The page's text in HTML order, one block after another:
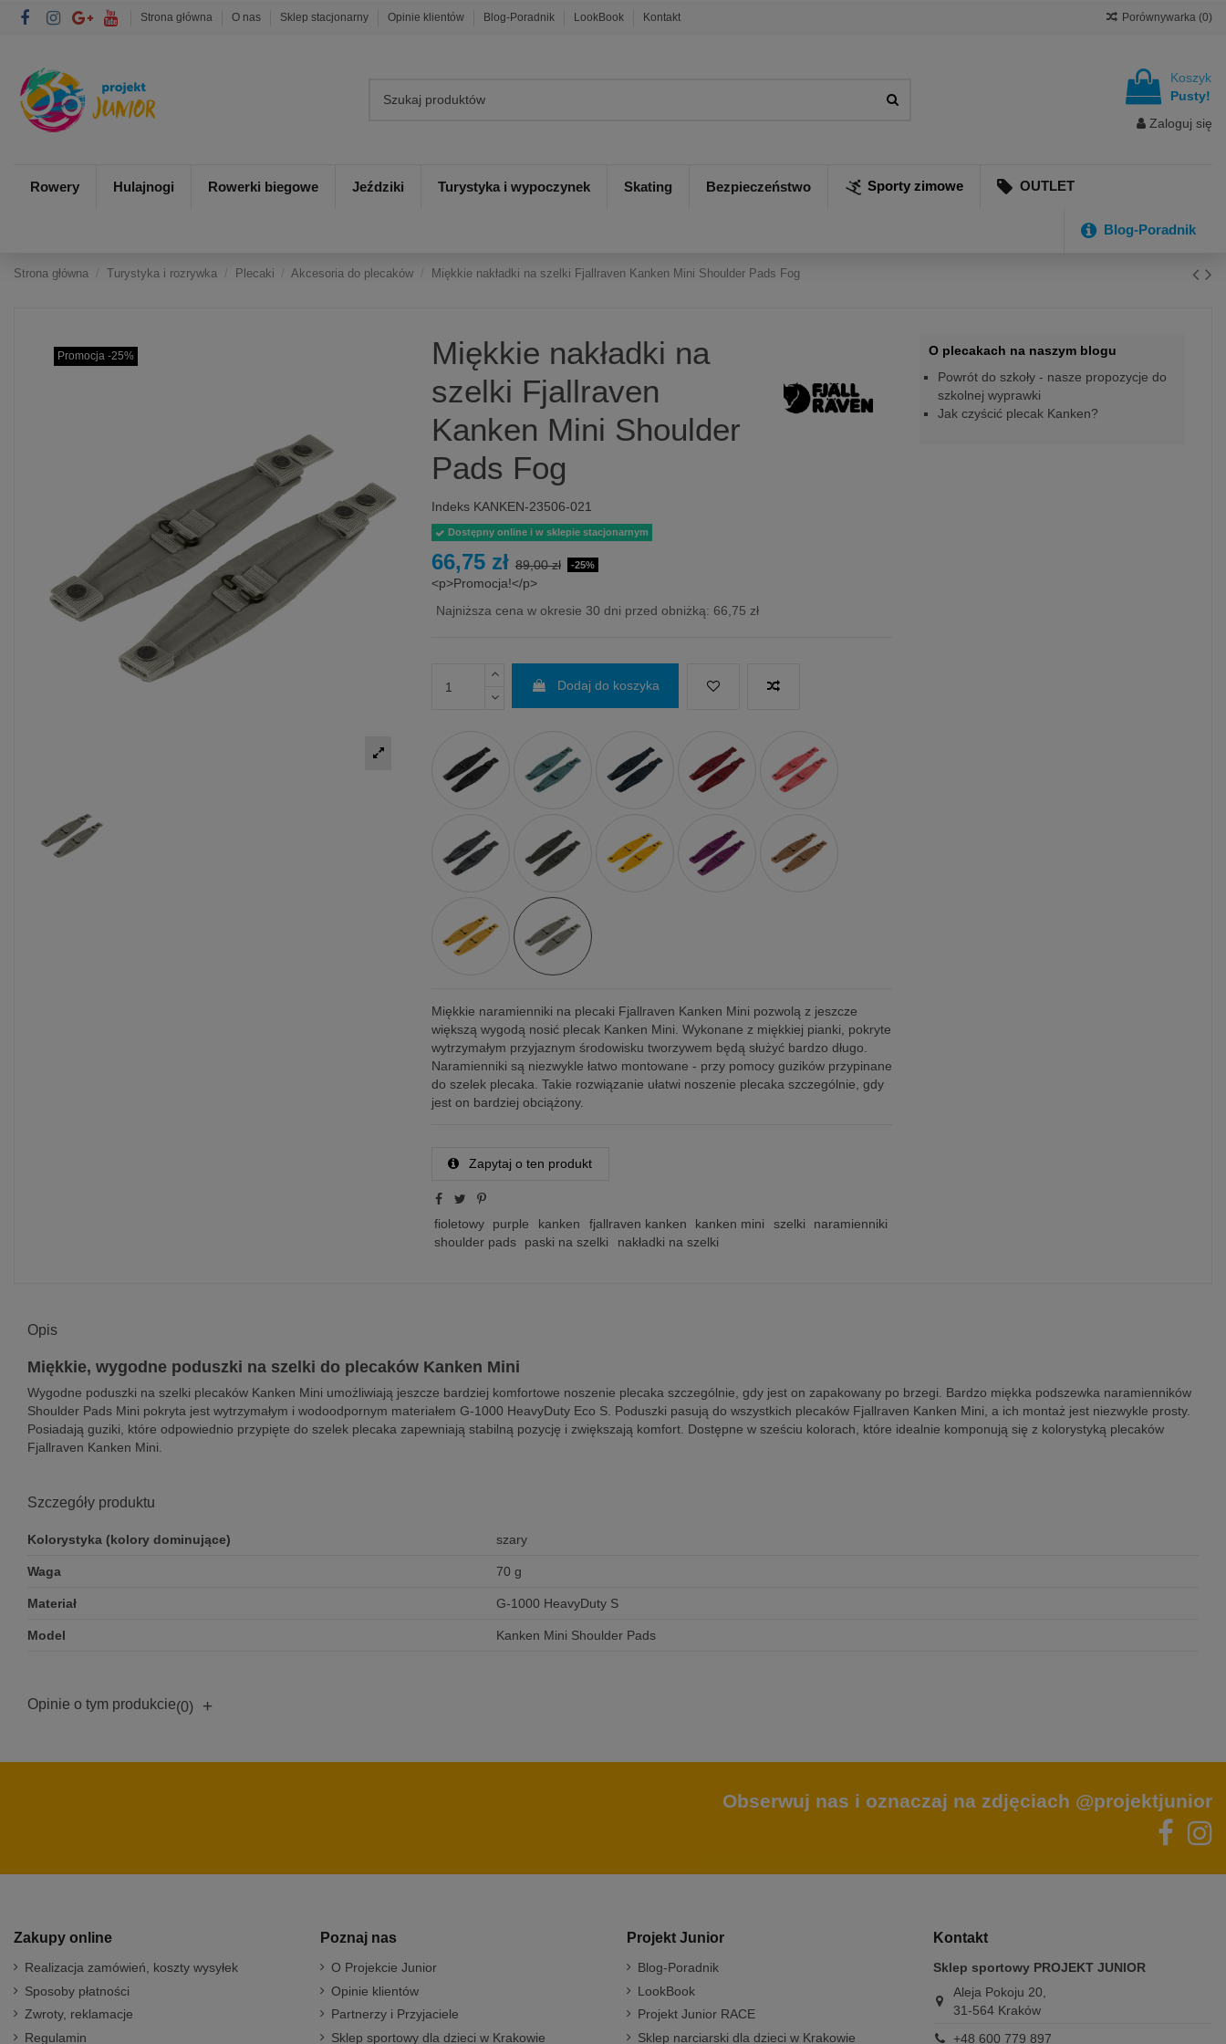
Strona główna O nas Sklep stacjonarny Opinie klientów Blog-Poradnik LookBook Kontakt Porównywarka (0)
Koszyk
Pusty!
Zaloguj się
Rowery Hulajnogi Rowerki biegowe Jeździki Turystyka i wypoczynek Skating Bezpieczeństwo Sporty zimowe OUTLET
Blog-Poradnik
Strona główna Turystyka i rozrywka Plecaki Akcesoria do plecaków Miękkie nakładki na szelki Fjallraven Kanken Mini Shoulder Pads Fog
Promocja -25%
Miękkie nakładki na
szelki Fjallraven
Kanken Mini Shoulder
Pads Fog
Indeks KANKEN-23506-021
Dostępny online i w sklepie stacjonarnym
66,75 zł 89,00 zł -25%
<p>Promocja!</p>
Najniższa cena w okresie 30 dni przed obniżką: 66,75 zł
Dodaj do koszyka
Miękkie naramienniki na plecaki Fjallraven Kanken Mini pozwolą z jeszcze
większą wygodą nosić plecak Kanken Mini. Wykonane z miękkiej pianki, pokryte
wytrzymałym przyjaznym środowisku tworzywem będą służyć bardzo długo.
Naramienniki są niezwykle łatwo montowane - przy pomocy guzików przypinane
do szelek plecaka. Takie rozwiązanie ułatwi noszenie plecaka szczególnie, gdy
jest on bardziej obciążony.
Zapytaj o ten produkt
fioletowy purple kanken fjallraven kanken kanken mini szelki
naramienniki
shoulder pads
paski na szelki nakładki na szelki
O plecakach na naszym blogu
Powrót do szkoły - nasze propozycje do
szkolnej wyprawki
Jak czyścić plecak Kanken?
Opis
Miękkie, wygodne poduszki na szelki do plecaków Kanken Mini
Wygodne poduszki na szelki plecaków Kanken Mini umożliwiają jeszcze bardziej komfortowe noszenie plecaka szczególnie, gdy jest on zapakowany po brzegi. Bardzo miękka podszewka naramienników
Shoulder Pads Mini pokryta jest wytrzymałym i wodoodpornym materiałem G-1000 HeavyDuty Eco S. Poduszki pasują do wszystkich plecaków Fjallraven Kanken Mini, a ich montaż jest niezwykle prosty.
Posiadają guziki, które odpowiednio przypięte do szelek plecaka zapewniają stabilną pozycję i zwiększają komfort. Dostępne w sześciu kolorach, które idealnie komponują się z kolorystyką plecaków
Fjallraven Kanken Mini.
Szczegóły produktu
Kolorystyka (kolory dominujące) szary
Waga 70 g
Materiał G-1000 HeavyDuty S
Model Kanken Mini Shoulder Pads
Opinie o tym produkcie(0) +
Obserwuj nas i oznaczaj na zdjęciach @projektjunior
Zakupy online
Realizacja zamówień, koszty wysyłek
Sposoby płatności
Zwroty, reklamacje
Regulamin
Poznaj nas
O Projekcie Junior
Opinie klientów
Partnerzy i Przyjaciele
Sklep sportowy dla dzieci w Krakowie
Projekt Junior
Blog-Poradnik
LookBook
Projekt Junior RACE
Sklep narciarski dla dzieci w Krakowie
Kontakt
Sklep sportowy PROJEKT JUNIOR
Aleja Pokoju 20,
31-564 Kraków
+48 600 779 897